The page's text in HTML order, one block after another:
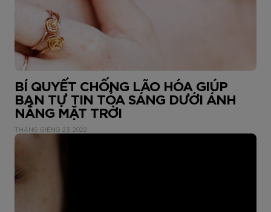
BÍ QUYẾT CHỐNG LÃO HÓA GIÚP
BẠN TỰ TIN TỎA SÁNG DƯỚI ÁNH
NẮNG MẶT TRỜI
THÁNG GIÊNG 23, 2022